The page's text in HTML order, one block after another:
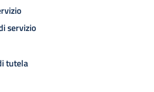
servizio
tutela